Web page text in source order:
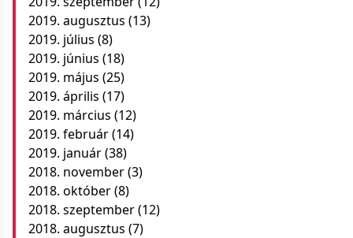
2019. augusztus (13)
2019. július (8)
2019. június (18)
2019. május (25)
2019. április (17)
2019. március (12)
2019. február(14)
2019. január(38)
2018. november(3)
2018. október(8)
2018. szeptember(12)
2018. augusztus (7)